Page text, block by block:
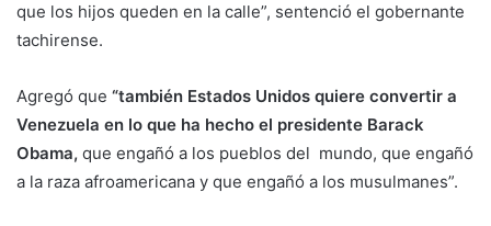
que los hijos queden en la calle”, sentenció el gobernante
tachirense.
Agregó que “también Estados Unidos quiere convertir a
Venezuela en lo que ha hecho el presidente Barack
Obama, que engañó a los pueblos del mundo, que engañó
a la raza afroamericana y que engañó a los musulmanes”.